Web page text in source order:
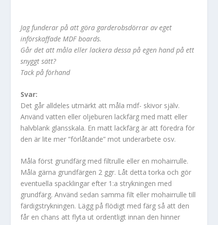
Jag funderar på att göra garderobsdörrar av eget
införskaffade MDF boards.
Går det att måla eller lackera dessa på egen hand på ett
snyggt sätt?
Tack på förhand
Svar:
Det går alldeles utmärkt att måla mdf- skivor själv.
Använd vatten eller oljeburen lackfärg med matt eller
halvblank glansskala. En matt lackfärg är att föredra för
den är lite mer ”förlåtande” mot underarbete osv.
Måla först grundfärg med filtrulle eller en mohairrulle.
Måla gärna grundfärgen 2 ggr. Låt detta torka och gör
eventuella spacklingar efter 1:a strykningen med
grundfärg. Använd sedan samma filt eller mohairrulle till
färdigstrykningen. Lägg på flödigt med färg så att den
får en chans att flyta ut ordentligt innan den hinner